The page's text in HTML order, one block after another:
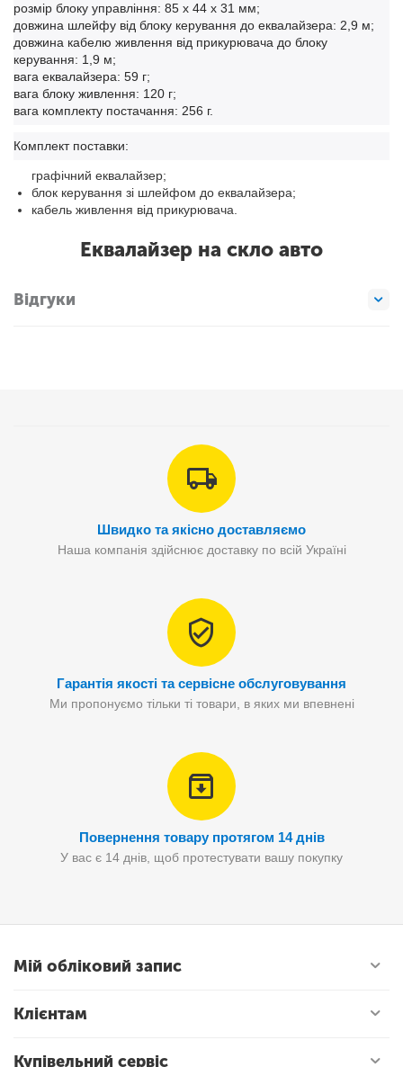
розмір блоку управління: 85 х 44 х 31 мм;
довжина шлейфу від блоку керування до еквалайзера: 2,9 м;
довжина кабелю живлення від прикурювача до блоку
керування: 1,9 м;
вага еквалайзера: 59 г;
вага блоку живлення: 120 г;
вага комплекту постачання: 256 г.
Комплект поставки:
графічний еквалайзер;
блок керування зі шлейфом до еквалайзера;
кабель живлення від прикурювача.
Еквалайзер на скло авто
Відгуки
Швидко та якісно доставляємо
Наша компанія здійснює доставку по всій Україні
Гарантія якості та сервісне обслуговування
Ми пропонуємо тільки ті товари, в яких ми впевнені
Повернення товару протягом 14 днів
У вас є 14 днів, щоб протестувати вашу покупку
Мій обліковий запис
Клієнтам
Купівельний сервіс